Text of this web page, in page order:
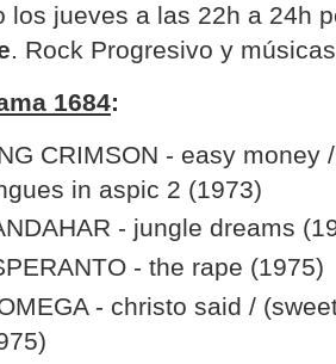
los jueves a las 22h a 24h
. Rock Progresivo y
1684:
CRIMSON - easy money
in aspic 2 (1973)
- jungle dreams
- the rape (1975)
- christo said /